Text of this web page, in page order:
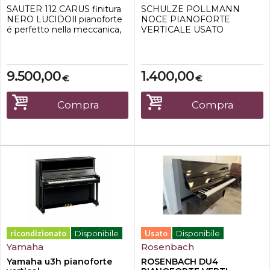
SAUTER 112 CARUS finitura
NERO LUCIDOIl pianoforte
é perfetto nella meccanica,
d'europa, costruisce
pianoforti dal 1816 a
spaichingen a ridosso della
foresta nera. E' nota tra gli
esperti del settore per il
suono europe...
€
9.500,00
Compra
SCHULZE POLLMANN
NOCE PIANOFORTE
VERTICALE USATO
€
1.400,00
Compra
ricondizionato Disponibile
Yamaha
Yamaha u3h pianoforte
Usato Disponibile
Rosenbach
ROSENBACH DU4